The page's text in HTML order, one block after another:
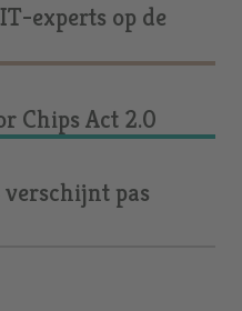
experts op de
Chips Act 2.0
pas